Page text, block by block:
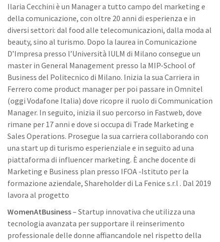
Ilaria Cecchini è un Manager a tutto campo del marketing e
della comunicazione, con oltre 20 anni di esperienza e in
diversi settori: dal food alle telecomunicazioni, dalla moda al
beauty, sino al turismo. Dopo la laurea in Comunicazione
D’Impresa presso l’Università IULM di Milano consegue un
master in General Management presso la MIP-School of
Business del Politecnico di Milano. Inizia la sua Carriera in
Ferrero come product manager per poi passare in Omnitel
(oggi Vodafone Italia) dove ricopre il ruolo di Communication
Manager. In seguito, inizia il suo percorso in Fastweb, dove
rimane per 17 anni e dove si occupa di Trade Marketing e
Sales Operations. Prosegue la sua carriera collaborando con
una start up di turismo esperienziale e in seguito ad una
piattaforma di influencer marketing. È anche docente di
Marketing e Business plan presso IFOA -Istituto per la
formazione aziendale, Shareholder di La Fenice s.r.l . Dal 2019
lavora al progetto
WomenAtBusiness– Startup innovativa che utilizza una
tecnologia avanzata per supportare il reinserimento
professionale delle donne affiancandole nel rispetto della